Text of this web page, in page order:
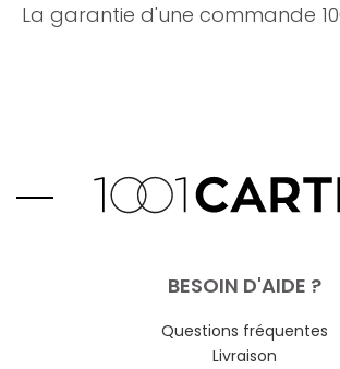
La garantie d'une commande
BESOIN D'AIDE ?
Questions fréquentes
Livraison